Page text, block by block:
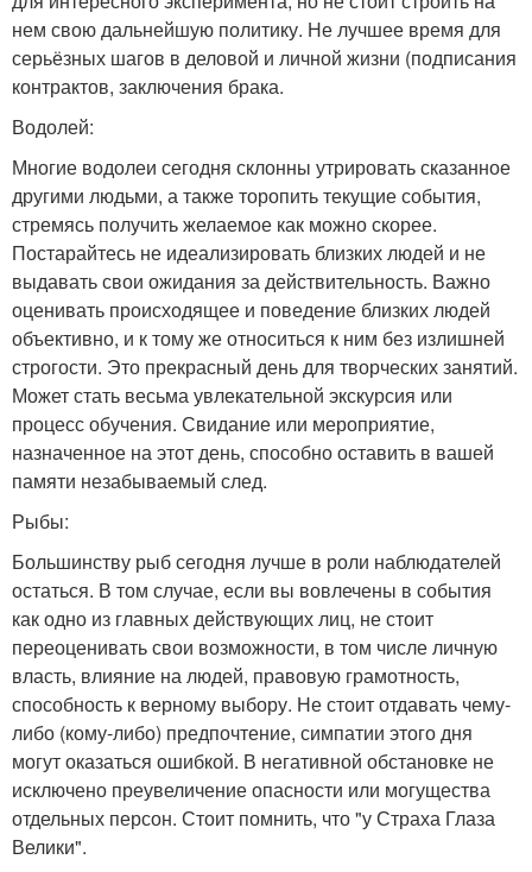
нем свою дальнейшую политику. Не лучшее время для
серьёзных шагов в деловой и личной жизни (подписания
контрактов, заключения брака.
Водолей:
Многие водолеи сегодня склонны утрировать сказанное
другими людьми, а также торопить текущие события,
стремясь получить желаемое как можно скорее.
Постарайтесь не идеализировать близких людей и не
выдавать свои ожидания за действительность. Важно
оценивать происходящее и поведение близких людей
объективно, и к тому же относиться к ним без излишней
строгости. Это прекрасный день для творческих занятий.
Может стать весьма увлекательной экскурсия или
процесс обучения. Свидание или мероприятие,
назначенное на этот день, способно оставить в вашей
памяти незабываемый след.
Рыбы:
Большинству рыб сегодня лучше в роли наблюдателей
остаться. В том случае, если вы вовлечены в события
как одно из главных действующих лиц, не стоит
переоценивать свои возможности, в том числе личную
власть, влияние на людей, правовую грамотность,
способность к верному выбору. Не стоит отдавать чему-
либо (кому-либо) предпочтение, симпатии этого дня
могут оказаться ошибкой. В негативной обстановке не
исключено преувеличение опасности или могущества
отдельных персон. Стоит помнить, что "у Страха Глаза
Велики".